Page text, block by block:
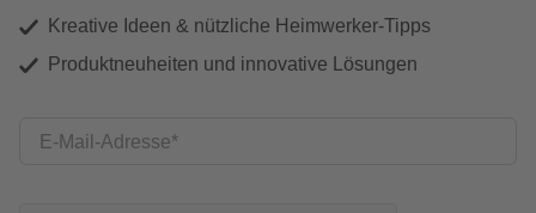
Kreative Ideen & nützliche Heimwerker-Tipps
Produktneuheiten und innovative Lösungen
E-Mail-Adresse